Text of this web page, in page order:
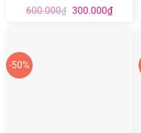
600.000₫ Giá
300.000₫Giá
hiện
-50%